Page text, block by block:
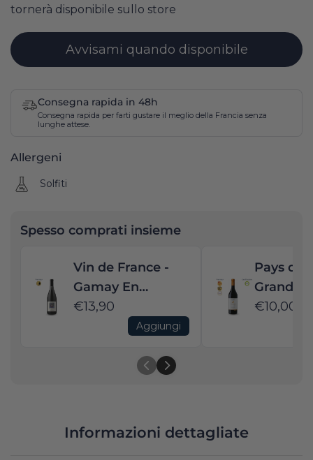
tornerà disponibile sullo store
Avvisami quando disponibile
Consegna rapida in 48h
Consegna rapida per farti gustare il meglio della Francia senza
lunghe attese.
Allergeni
Solfiti
Spesso comprati insieme
Vin de France -
Gamay En
Coteaux - Jeff
Carrel - 2023
€13,90
Aggiungi
Pays
Grande
Syrah -
€10,00
Informazioni dettagliate